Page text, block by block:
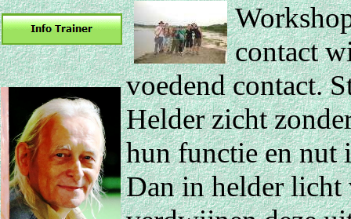
contact
voedend contact.
Helder zicht
hun functie en nut
Dan in helder licht